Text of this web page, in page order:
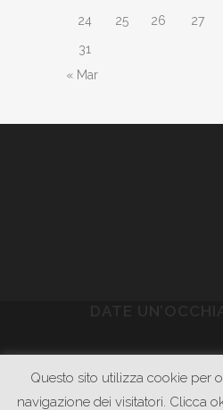
24
25 26 27
31
« Mar
Questo sito utilizza cookie per
navigazione dei visitatori. Clicca